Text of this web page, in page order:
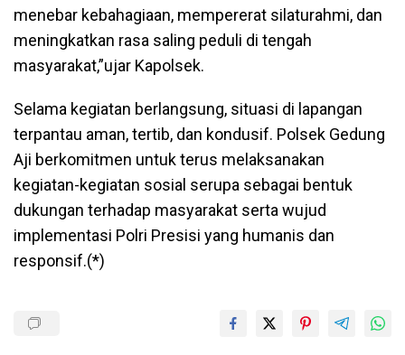
menebar kebahagiaan, mempererat silaturahmi, dan
meningkatkan rasa saling peduli di tengah
masyarakat,”ujar Kapolsek.
Selama kegiatan berlangsung, situasi di lapangan
terpantau aman, tertib, dan kondusif. Polsek Gedung
Aji berkomitmen untuk terus melaksanakan
kegiatan-kegiatan sosial serupa sebagai bentuk
dukungan terhadap masyarakat serta wujud
implementasi Polri Presisi yang humanis dan
responsif.(*)